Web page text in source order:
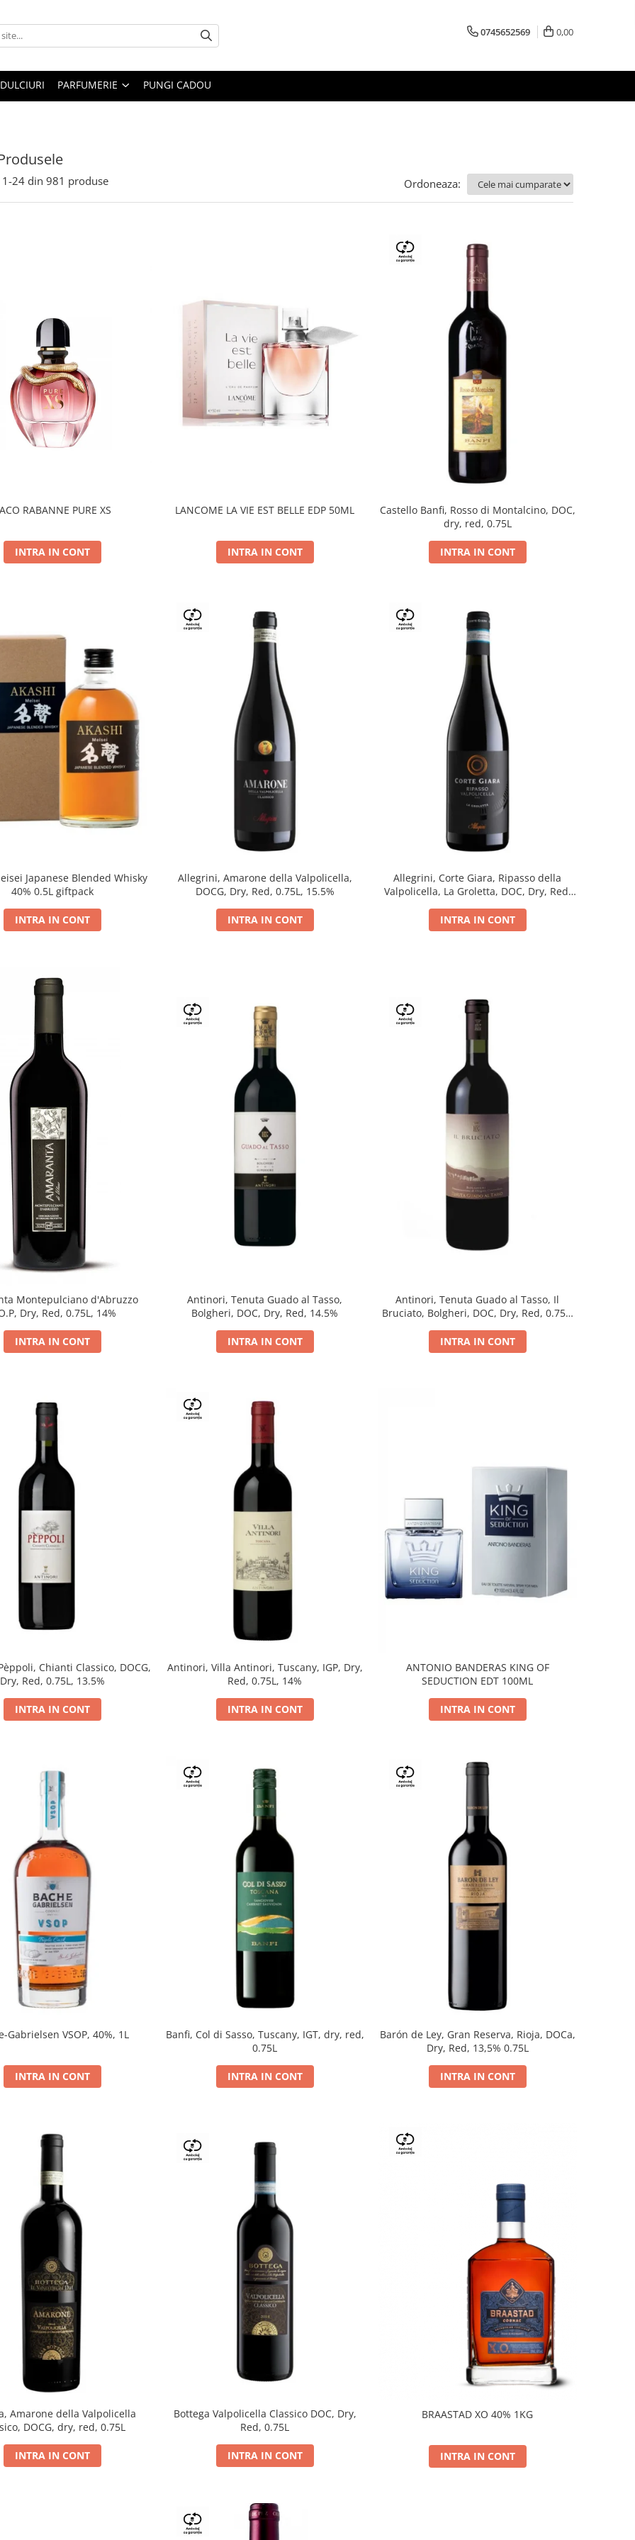
0745652569 0,00
DULCIURI PARFUMERIE PUNGI CADOU
1-24 din 981 produse Ordoneaza:
RABANNE PURE XS
INTRA IN CONT
LANCOME LA VIE EST BELLE EDP 50ML
INTRA IN CONT
Castello Banfi, Rosso di Montalcino, DOC,
dry, red, 0.75L
INTRA IN CONT
Japanese Blended Whisky
40% 0.5L giftpack
INTRA IN CONT
Allegrini, Amarone della Valpolicella,
DOCG, Dry, Red, 0.75L, 15.5%
INTRA IN CONT
Allegrini, Corte Giara, Ripasso della
Valpolicella, La Groletta, DOC, Dry, Red,
INTRA IN CONT
Montepulciano d'Abruzzo
Dry, Red, 0.75L, 14%
INTRA IN CONT
Antinori, Tenuta Guado al Tasso,
Bolgheri, DOC, Dry, Red, 14.5%
INTRA IN CONT
Antinori, Tenuta Guado al Tasso, Il
Bruciato, Bolgheri, DOC, Dry, Red, 0.75L,
INTRA IN CONT
Chianti Classico, DOCG,
Dry, Red, 0.75L, 13.5%
INTRA IN CONT
Antinori, Villa Antinori, Tuscany, IGP, Dry,
Red, 0.75L, 14%
INTRA IN CONT
ANTONIO BANDERAS KING OF
SEDUCTION EDT 100ML
INTRA IN CONT
Gabrielsen VSOP, 40%, 1L
INTRA IN CONT
Banfi, Col di Sasso, Tuscany, IGT, dry, red,
0.75L
INTRA IN CONT
Barón de Ley, Gran Reserva, Rioja, DOCa,
Dry, Red, 13,5% 0.75L
INTRA IN CONT
Amarone della Valpolicella
DOCG, dry, red, 0.75L
INTRA IN CONT
Bottega Valpolicella Classico DOC, Dry,
Red, 0.75L
INTRA IN CONT
BRAASTAD XO 40% 1KG
INTRA IN CONT